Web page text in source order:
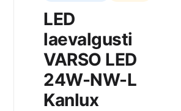
LED
laevalgusti
VARSO LED
24W-NW-L
Kanlux